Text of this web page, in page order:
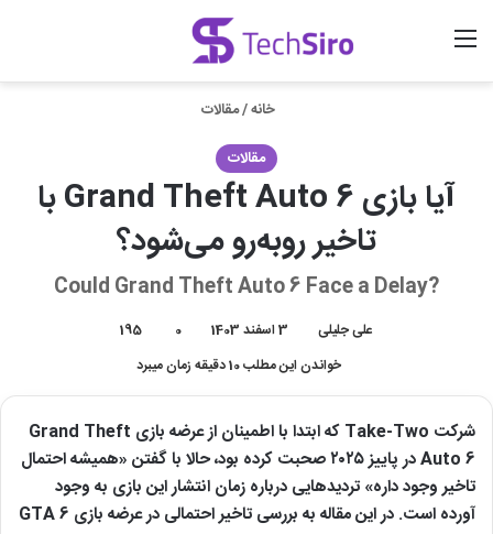
جستجو برای
ورود
خانه/مقالات
مقالات
آیا بازی Grand Theft Auto 6 با
تاخیر روبه‌رو می‌شود؟
?Could Grand Theft Auto 6 Face a Delay
علی جلیلی 3 اسفند 1403 0
195
خواندن این مطلب 10 دقیقه زمان میبرد
شرکت Take-Two که ابتدا با اطمینان از عرضه بازی Grand Theft
Auto 6 در پاییز ۲۰۲۵ صحبت کرده بود، حالا با گفتن «همیشه احتمال
تاخیر وجود داره» تردیدهایی درباره زمان انتشار این بازی به وجود
آورده است. در این مقاله به بررسی تاخیر احتمالی در عرضه بازی GTA 6